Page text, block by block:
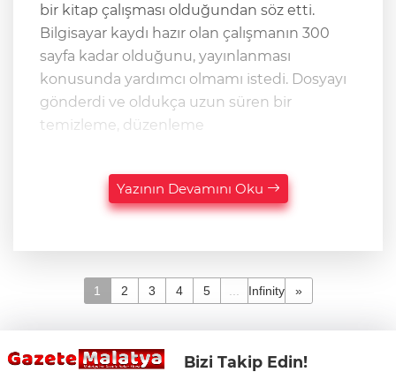
bir kitap çalışması olduğundan söz etti.
Bilgisayar kaydı hazır olan çalışmanın 300
sayfa kadar olduğunu, yayınlanması
konusunda yardımcı olmamı istedi. Dosyayı
gönderdi ve oldukça uzun süren bir
temizleme, düzenleme
Yazının Devamını Oku
1 2 3 4 5 Infinity »
Bizi Takip Edin!